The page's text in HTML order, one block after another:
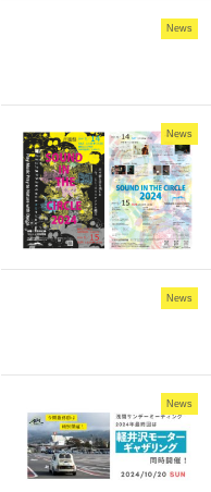
News
News
News
News